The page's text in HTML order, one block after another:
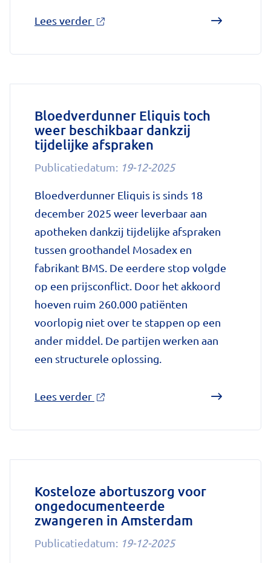
Lees verder over
babyvoeding
kan
baby’s
ziek
maken'
Nationale
zorggids
Bloedverdunner Eliquis toch
weer beschikbaar dankzij
tijdelijke afspraken
Publicatiedatum: 19-12-2025
Bloedverdunner Eliquis is sinds 18
december 2025 weer leverbaar aan
apotheken dankzij tijdelijke afspraken
tussen groothandel Mosadex en
fabrikant BMS. De eerdere stop volgde
op een prijsconflict. Door het akkoord
hoeven ruim 260.000 patiënten
voorlopig niet over te stappen op een
ander middel. De partijen werken aan
een structurele oplossing.
Lees verder over
Eliquis
beschikbaar
dankzij
tijdelijke
afspraken'
Kosteloze abortuszorg voor
ongedocumenteerde
zwangeren in Amsterdam
Publicatiedatum: 19-12-2025